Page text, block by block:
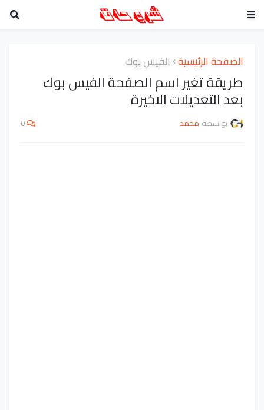
الصفحة الرئيسية الفيس بوك
طريقة تغير اسم الصفحة الفيس بوك
بعد التعديلات الاخيرة
بواسطة محمد 0